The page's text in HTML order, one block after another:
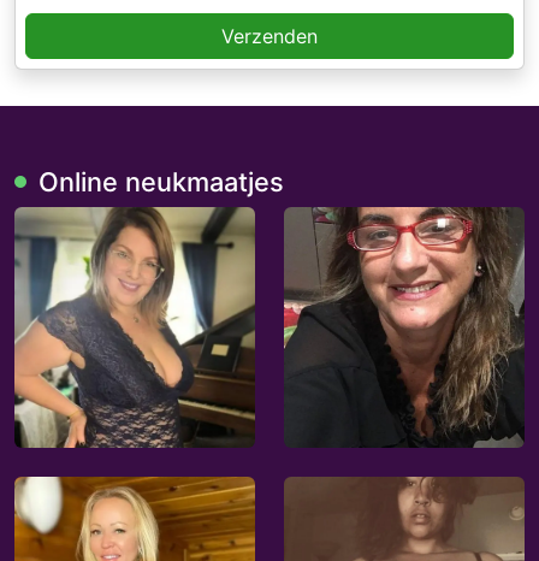
Verzenden
Online neukmaatjes